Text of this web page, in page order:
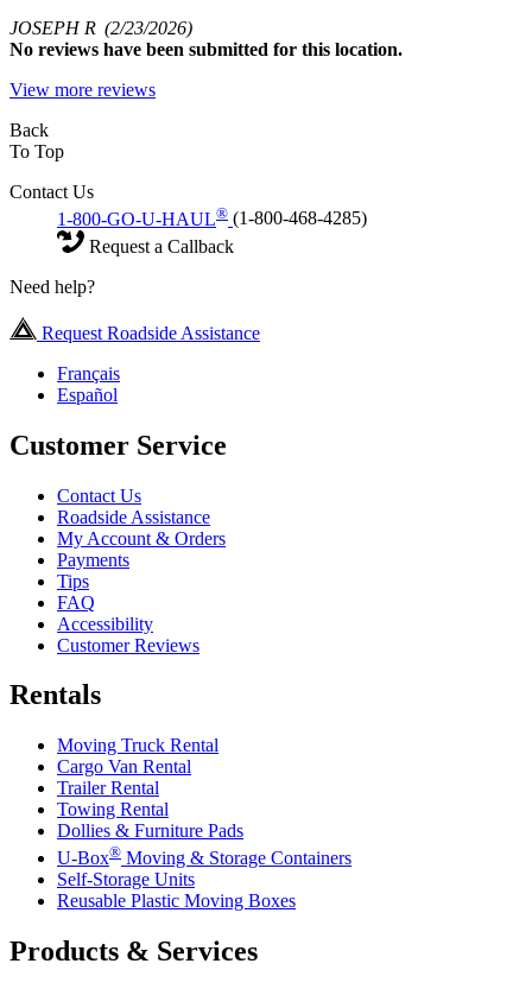
JOSEPH R (2/23/2026)
No reviews have been submitted for this location.
View more reviews
Back
To Top
Contact Us
1-800-GO-U-HAUL® (1-800-468-4285)
Request a Callback
Need help?
Request Roadside Assistance
Français
Español
Customer Service
Contact Us
Roadside Assistance
My Account & Orders
Payments
Tips
FAQ
Accessibility
Customer Reviews
Rentals
Moving Truck Rental
Cargo Van Rental
Trailer Rental
Towing Rental
Dollies & Furniture Pads
U-Box® Moving & Storage Containers
Self-Storage Units
Reusable Plastic Moving Boxes
Products & Services